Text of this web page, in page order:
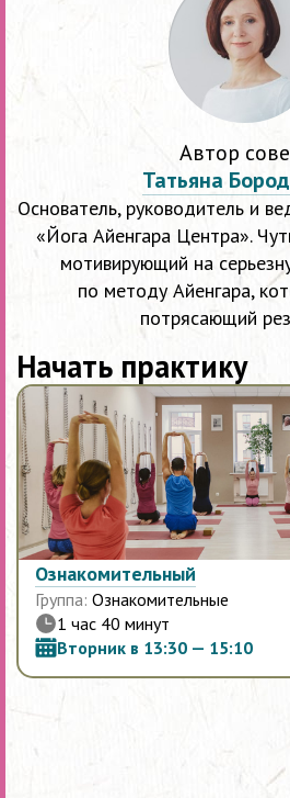
Автор
Татьяна
Основатель, руководитель и
«Йога Айенгара Центра».
мотивирующий на
по методу Айенгара,
потрясающий
Начать практику
Ознакомительный
Группа: Ознакомительные
1 час 40 минут
Вторник в 13:30 — 15:10